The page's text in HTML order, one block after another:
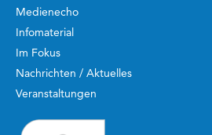
Medienecho
Infomaterial
Im Fokus
Nachrichten / Aktuelles
Veranstaltungen